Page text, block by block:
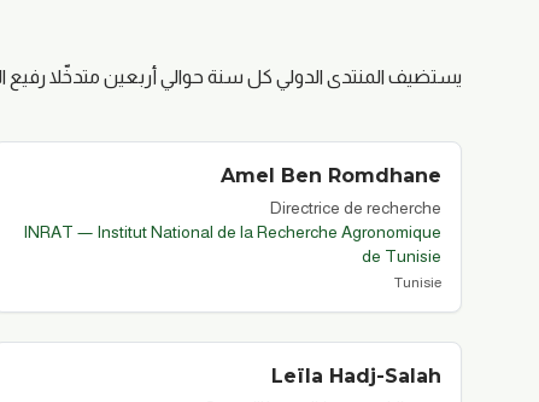
يستضيف المنتدى الدولي كل سنة حوالي أربعين متدخّلا رفيع المستوى. ستُنشر قائمة
Amel Ben Romdhane
Directrice de recherche
INRAT — Institut National de la Recherche Agronomique
de Tunisie
Tunisie
Leïla Hadj-Salah